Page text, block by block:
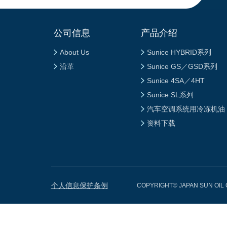
公司信息
About Us
沿革
产品介绍
Sunice HYBRID系列
Sunice GS／GSD系列
Sunice 4SA／4HT
Sunice SL系列
汽车空调系统用冷冻机油
资料下载
个人信息保护条例 COPYRIGHT© JAPAN SUN OIL